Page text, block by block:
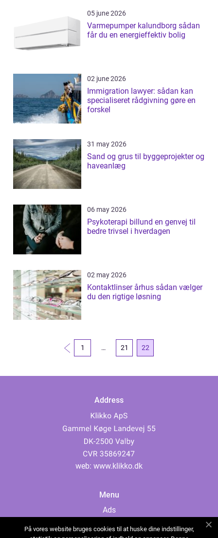
05 june 2026
Varmepumper kalundborg sådan
får du en energieffektiv bolig
02 june 2026
Immigration lawyer: sådan kan
specialiseret rådgivning gøre en
forskel
31 may 2026
Sand og grus til byggeprojekter og
haveanlæg
06 may 2026
Psykoterapi billund en genvej til
bedre trivsel i hverdagen
02 may 2026
Kontaktlinser århus sådan vælger
du den rigtige løsning
1 … 21 22
Address
web: www.klikko.dk
Menu
Ads
På vores website bruges cookies til at huske dine indstillinger,